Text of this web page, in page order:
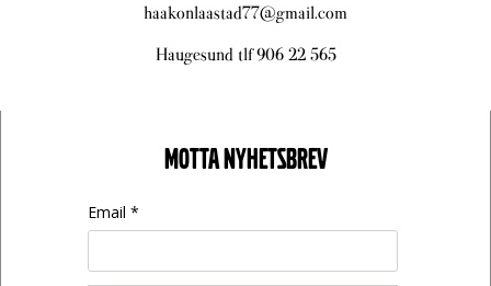
haakonlaastad77@gmail.com
Haugesund tlf 906 22 565
MOTTA NYHETSBREV
Email *